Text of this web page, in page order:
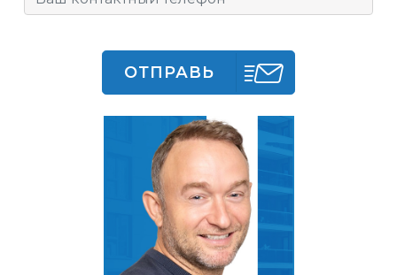
ОТПРАВЬ